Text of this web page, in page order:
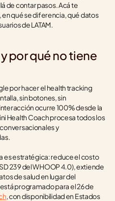
de contar pasos. Acá te
en qué se diferencia, qué datos
de LATAM.
por qué no tiene
por hacer el health tracking
sin botones, sin
ocurre 100% desde la
Health Coach procesa todos los
y
es estratégica: reduce el costo
239 del WHOOP 4.0), extiende
de salud en lugar del
programado para el 26 de
, con disponibilidad en Estados